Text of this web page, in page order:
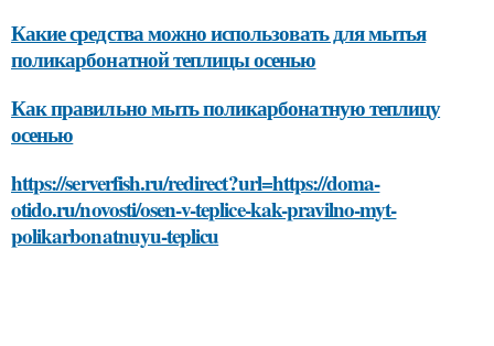
Какие средства можно использовать для мытья
поликарбонатной теплицы осенью
Как правильно мыть поликарбонатную теплицу
осенью
https://serverfish.ru/redirect?url=https://doma-
otido.ru/novosti/osen-v-teplice-kak-pravilno-myt-
polikarbonatnuyu-teplicu